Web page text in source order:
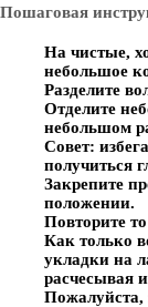
Пошаговая
На чистые,
небольшое
Разделите
Отделите
небольшом
Совет:
получиться
Закрепите
положении.
Повторите
Как только
укладки на
расчесывая
Пожалуйста,